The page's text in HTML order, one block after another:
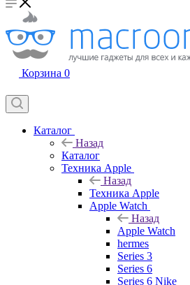
Корзина 0
Каталог
Назад
Каталог
Техника Apple
Назад
Техника Apple
Apple Watch
Назад
Apple Watch
hermes
Series 3
Series 6
Series 6 Nike